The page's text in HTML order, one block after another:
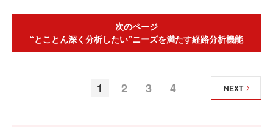
次のページ
“とことん深く分析したい”ニーズを満たす経路分析機能
1 2 3 4 NEXT